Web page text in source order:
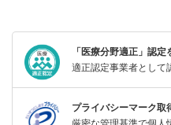
「医療分野適正」認定
適正認定事業者として
プライバシーマーク取